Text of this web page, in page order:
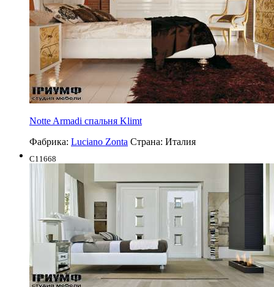
Notte Armadi спальня Klimt
Фабрика: Luciano Zonta Страна: Италия
C11668